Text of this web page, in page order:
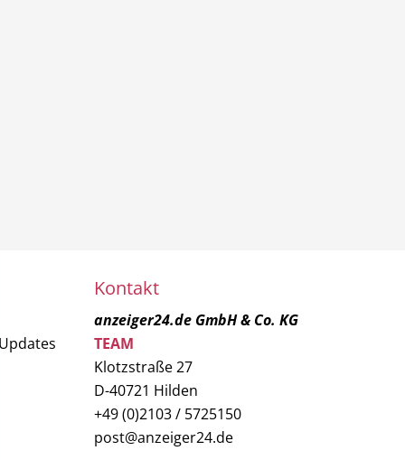
Kontakt
anzeiger24.de GmbH & Co. KG
TEAM
Klotzstraße 27
D-40721 Hilden
+49 (0)2103 / 5725150
post@anzeiger24.de